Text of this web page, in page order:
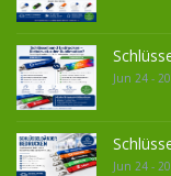
Jun 24 -
Jun 24 -